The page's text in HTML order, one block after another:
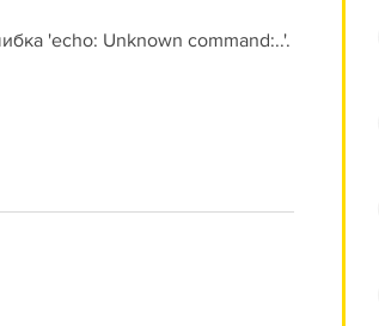
'echo: Unknown command:..'.